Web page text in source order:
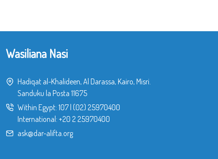
Wasiliana Nasi
Hadiqat al-Khalideen, Al Darassa, Kairo, Misri.
Sanduku la Posta 11675
Within Egypt: 107| (02) 25970400
International: +20 2 25970400
ask@dar-alifta.org